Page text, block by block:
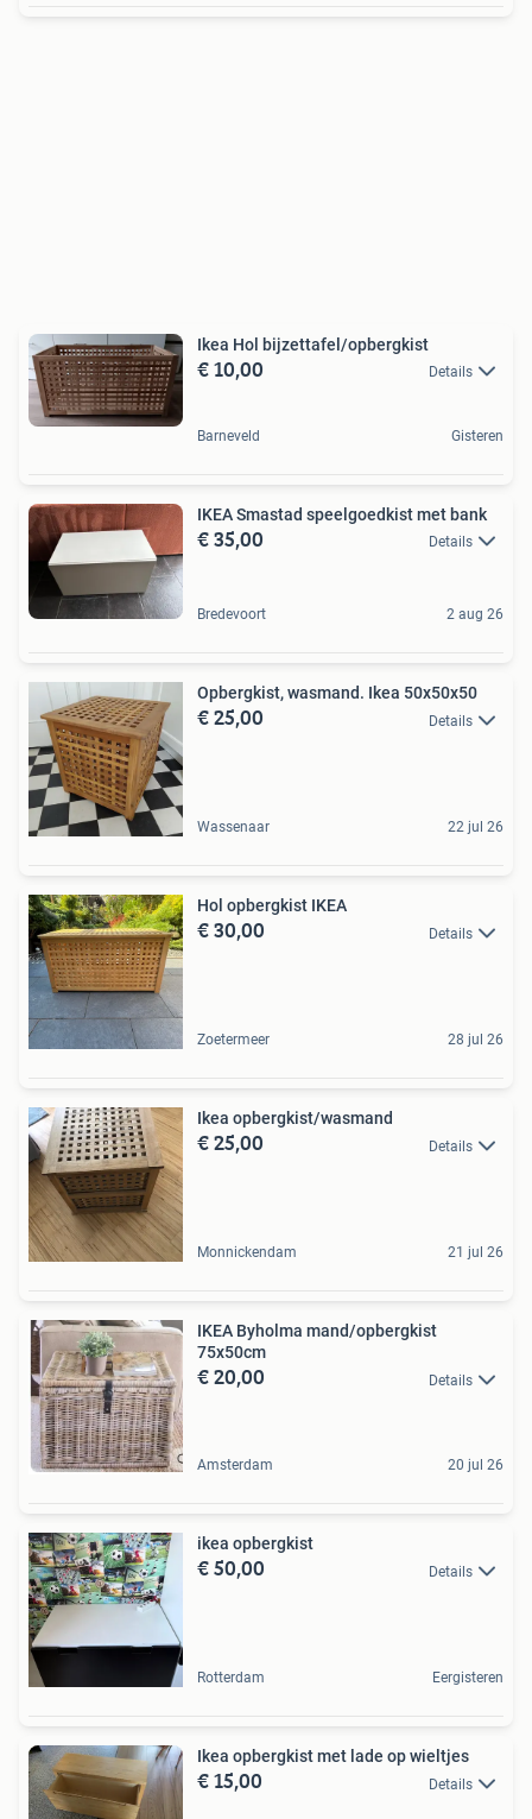
Ikea Hol bijzettafel/opbergkist
€ 10,00 Details
Barneveld Gisteren
IKEA Smastad speelgoedkist met bank
€ 35,00 Details
Bredevoort 2 aug 26
Opbergkist, wasmand. Ikea 50x50x50
€ 25,00 Details
Wassenaar 22 jul 26
Hol opbergkist IKEA
€ 30,00 Details
Zoetermeer 28 jul 26
Ikea opbergkist/wasmand
€ 25,00 Details
Monnickendam 21 jul 26
IKEA Byholma mand/opbergkist
75x50cm
€ 20,00 Details
Amsterdam 20 jul 26
ikea opbergkist
€ 50,00 Details
Rotterdam Eergisteren
Ikea opbergkist met lade op wieltjes
€ 15,00 Details